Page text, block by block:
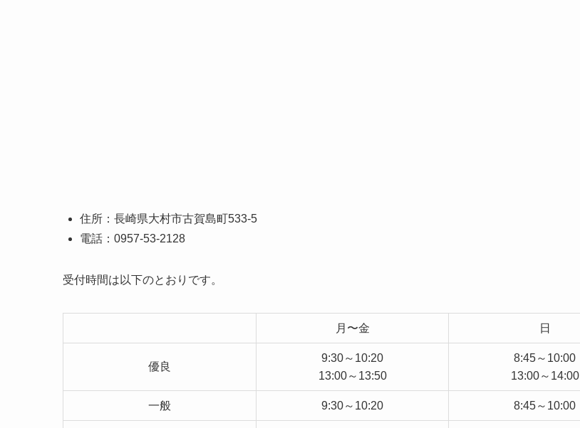
住所：長崎県大村市古賀島町533-5
電話：0957-53-2128
受付時間は以下のとおりです。
月〜金 日
優良
9:30～10:20
13:00～13:50
8:45～10:00
13:00～14:00
一般 9:30～10:20 8:45～10:00